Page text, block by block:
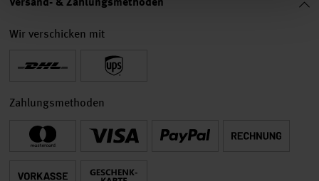
Wir verschicken mit
Zahlungsmethoden